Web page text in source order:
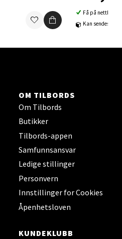
Få på nettlager
Kan sendes til
OM TILBORDS
Om Tilbords
Butikker
Tilbords-appen
Samfunnsansvar
Ledige stillinger
Personvern
Innstillinger for Cookies
Åpenhetsloven
KUNDEKLUBB
Storsenter
Senter Steinkjer